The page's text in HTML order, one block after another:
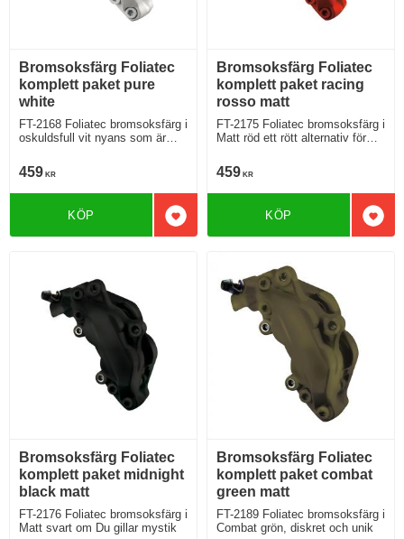
Bromsoksfärg Foliatec
komplett paket pure
white
FT-2168 Foliatec bromsoksfärg i
oskuldsfull vit nyans som är
att ha Dina saker i ordning
459 KR
Lägg till i favoriter
KÖP
Bromsoksfärg Foliatec
komplett paket racing
rosso matt
FT-2175 Foliatec bromsoksfärg i
Matt röd ett rött alternativ för
459 KR
KÖP
Bromsoksfärg Foliatec
komplett paket midnight
black matt
FT-2176 Foliatec bromsoksfärg i
Matt svart om Du gillar mystik
Bromsoksfärg Foliatec
komplett paket combat
green matt
FT-2189 Foliatec bromsoksfärg i
Combat grön, diskret och unik